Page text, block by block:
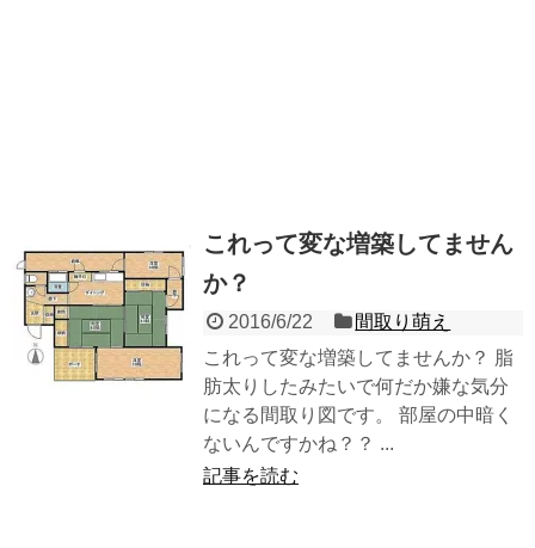
これって変な増築してません
か？
2016/6/22
間取り萌え
これって変な増築してませんか？ 脂
肪太りしたみたいで何だか嫌な気分
になる間取り図です。 部屋の中暗く
ないんですかね？？ ...
記事を読む